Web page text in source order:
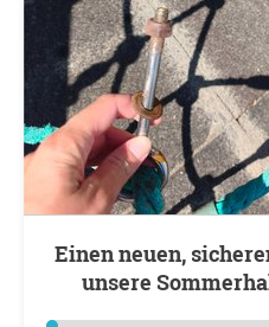
Einen neuen, sicheren Spielplatz für
unsere